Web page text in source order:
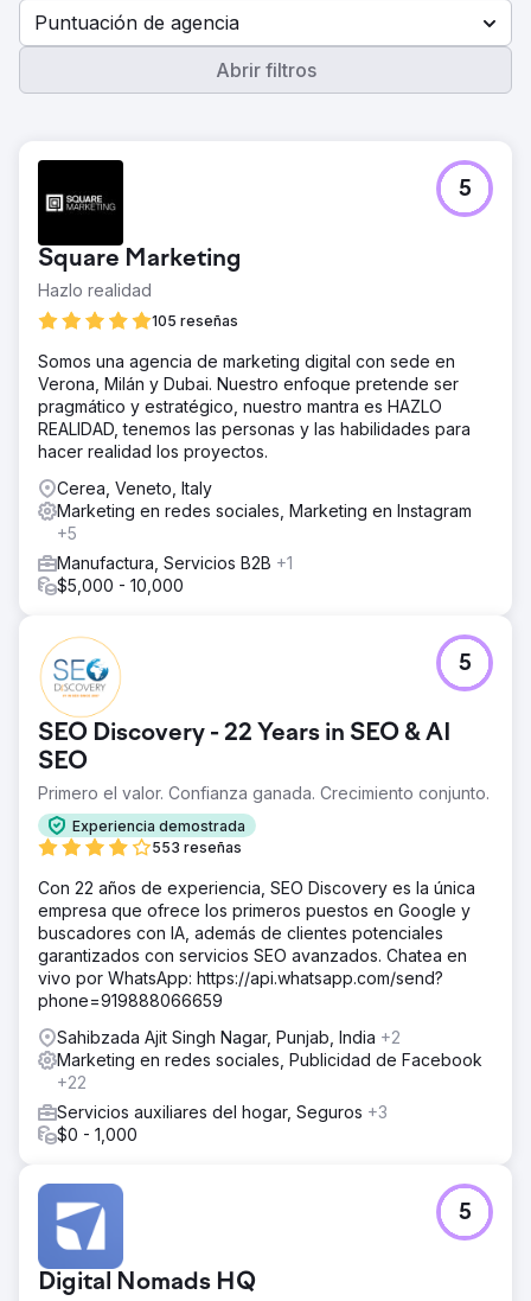
Puntuación de agencia
Abrir filtros
Square Marketing
Hazlo realidad
105 reseñas
5
Somos una agencia de marketing digital con sede en
Verona, Milán y Dubai. Nuestro enfoque pretende ser
pragmático y estratégico, nuestro mantra es HAZLO
REALIDAD, tenemos las personas y las habilidades para
hacer realidad los proyectos.
Cerea, Veneto, Italy
Marketing en redes sociales, Marketing en Instagram
+5
Manufactura, Servicios B2B +1
$5,000 - 10,000
SEO Discovery - 22 Years in SEO & AI
SEO
Primero el valor. Confianza ganada. Crecimiento conjunto.
Experiencia demostrada
553 reseñas
5
Con 22 años de experiencia, SEO Discovery es la única
empresa que ofrece los primeros puestos en Google y
buscadores con IA, además de clientes potenciales
garantizados con servicios SEO avanzados. Chatea en
vivo por WhatsApp: https://api.whatsapp.com/send?
phone=919888066659
Sahibzada Ajit Singh Nagar, Punjab, India +2
Marketing en redes sociales, Publicidad de Facebook
+22
Servicios auxiliares del hogar, Seguros +3
$0 - 1,000
Digital Nomads HQ
5